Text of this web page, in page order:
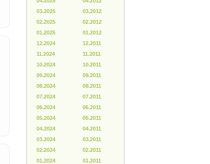
03.2025
02.2025
01.2025
12.2024
11.2024
10.2024
09.2024
08.2024
07.2024
06.2024
05.2024
04.2024
03.2024
02.2024
01.2024
03.2012
02.2012
01.2012
12.2011
11.2011
10.2011
09.2011
08.2011
07.2011
06.2011
05.2011
04.2011
03.2011
02.2011
01.2011